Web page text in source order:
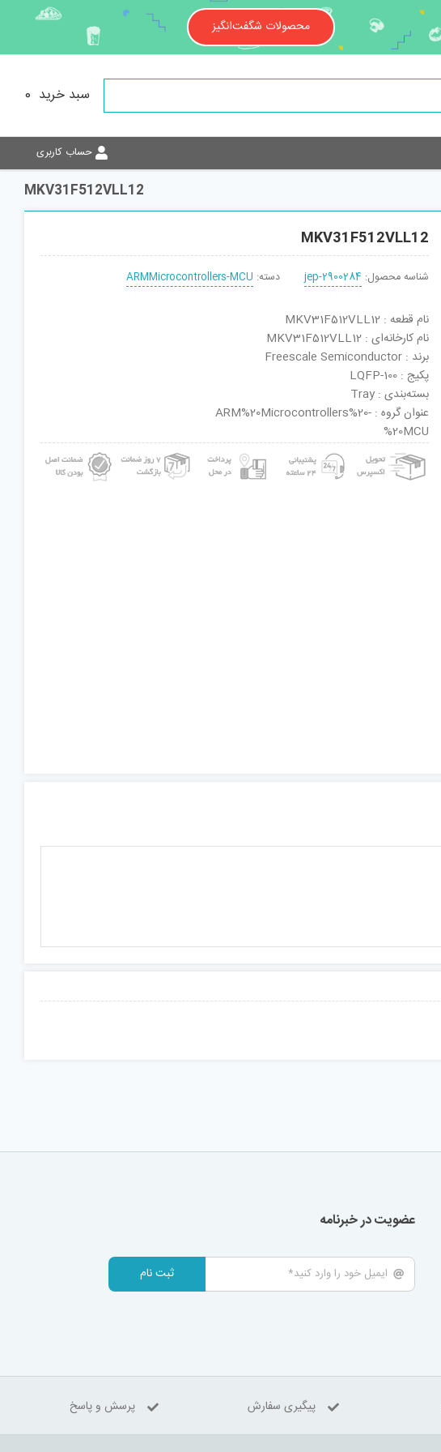
محصولات شگفت‌انگیز
سبد خرید 0
حساب کاربری
MKV31F512VLL12
MKV31F512VLL12
شناسه محصول: jep-2900284 دسته: ARMMicrocontrollers-MCU
نام قطعه : MKV31F512VLL12
نام کارخانه‌ای : MKV31F512VLL12
برند : Freescale Semiconductor
پکیج : LQFP-100
بسته‌بندی : Tray
عنوان گروه : ARM%20Microcontrollers%20-
%20MCU
عضویت در خبرنامه
ثبت نام
پیگیری سفارش پرسش و پاسخ